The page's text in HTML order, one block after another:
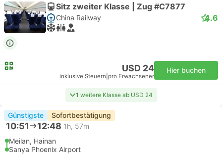
Sitz zweiter Klasse | Zug #C7877
China Railway 4.6
USD 24
inklusive Steuern pro Erwachsener
Hier buchen
1 weitere Klasse ab USD 24
Günstigste Sofortbestätigung
10:51 12:48 1h, 57m
Meilan, Hainan
Sanya Phoenix Airport